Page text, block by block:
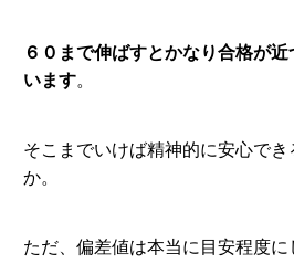
６０まで伸ばすとかなり合格が
います。
そこまでいけば精神的に安心でき
か。
ただ、偏差値は本当に目安程度に